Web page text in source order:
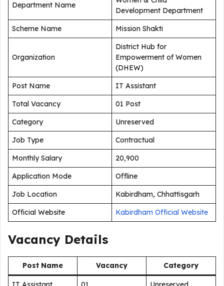
Department Name
Development Department
Scheme Name
Mission Shakti
Organization
District Hub for
Empowerment of Women
(DHEW)
Post Name
IT Assistant
Total Vacancy
01 Post
Category
Unreserved
Job Type
Contractual
Monthly Salary
₹20,900
Application Mode
Offline
Job Location
Kabirdham, Chhattisgarh
Official Website
Kabirdham Official Website
Vacancy Details
Post Name Vacancy Category